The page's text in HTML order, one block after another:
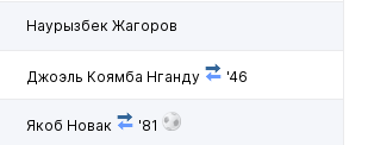
Наурызбек Жагоров
Джоэль Коямба Нганду '46
Якоб Новак '81